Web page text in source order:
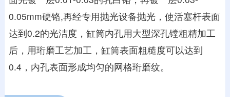
0.05mm硬铬,再经专用抛光设备抛光，使活塞杆表面
达到0.2的光洁度，缸筒内孔用大型深孔镗粗精加工
后，用珩磨工艺加工，缸筒表面粗糙度可以达到
0.4，内孔表面形成均匀的网格珩磨纹。